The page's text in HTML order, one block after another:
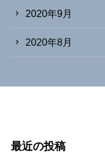
2020年9月
2020年8月
最近の投稿